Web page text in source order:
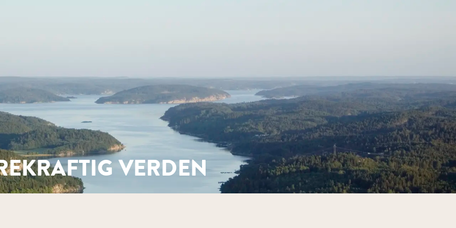
VERDEN
strategi til handling, og til alle gjestene som gir oss tillit. Vi kommer til å fortsette å levere – ikke bare på ambisjoner,
utslipp
ut med svanemerkede alternativer
med matredderne i Too Good To Go
restematoppskrifter.
for å redusere svinnet og motivere til forbedring
plantebasert
filtrerer på en måte som bevarer de verdifulle mineralene og saltene. Dette reduserer de fossile
Ambisjonen er at alle våre hoteller skal innfri kravene, som er de tøffeste miljøkravene i hotell- og